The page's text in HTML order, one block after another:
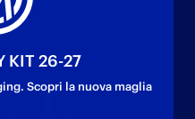
LE
KIT 26-27
Scopri la nuova maglia